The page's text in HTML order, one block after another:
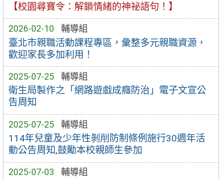
【校園尋寶令：解鎖情緒的神祕語句！】
2026-02-10 輔導組
臺北市親職活動課程專區，彙整多元親職資源，
歡迎家長多加利用！
2025-07-25 輔導組
衛生局製作之「網路遊戲成癮防治」電子文宣公
告周知
2025-07-25 輔導組
114年兒童及少年性剝削防制條例施行30週年活
動公告周知,鼓勵本校親師生參加
2025-07-03 輔導組